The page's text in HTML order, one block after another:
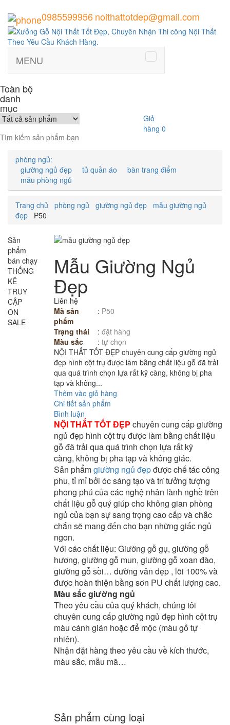
0985599956noithattotdep@gmail.com
MENU
Toàn bộ
danh
mục
Giỏ
hàng 0
phòng ngủ:
giường ngủ đẹp
tủ quần áo
bàn trang điểm
mẫu phòng ngủ
Trang chủ phòng ngủ giường ngủ đẹp
mẫu giường ngủ
đẹp
P50
Sản
phẩm
bán chạy
THỐNG
KÊ
TRUY
CẬP
ON
SALE
Mẫu Giường Ngủ
Đẹp
Liên hệ
Mã sản
phẩm
: P50
Trạng thái
: đặt hàng
Màu sắc
: tự chọn
NỘI THẤT TỐT ĐẸP chuyên cung cấp giường ngủ
đẹp hình cột trụ được làm bằng chất liệu gỗ đã trải
qua quá trình chọn lựa rất kỹ càng, không bị pha
tạp và không...
Thêm vào giỏ hàng
Chi tiết sản phẩm
Bình luận
NỘI THẤT TỐT ĐẸP chuyên cung cấpgiường
ngủ đẹp hình cột trụ được làm bằng chất liệu
gỗ đã trải qua quá trình chọn lựa rất kỹ
càng, không bị pha tạp và không giác.
Sản phẩmgiường ngủ đẹpđược chế tác công
phu, tỉ mỉ bởi óc sáng tạo và trí tưởng tượng
phong phú của các nghệ nhân lành nghề trên
chất liệu gỗ quý giúp cho không gian phòng
ngủ của bạn sự sang trọng cao cấp và chắc
chắn sẽ mang đến cho bạn những giấc ngủ
ngon.
Với các chất liệu: Giường gỗ gụ, giường gỗ
hương, giường gỗ mun, giường gỗ xoan đào,
giường gỗ sồi… đường vân đẹp , lõi 100% và
được hoàn thiện bằng sơn PU chất lượng cao.
Màu sắc giường ngủ
Theo yêu cầu của quý khách, chúng tôi
chuyên cung cấp giường ngủ đẹp hình cột trụ
màu cánh gián hoặc để mộc (màu gỗ tự
nhiên).
Nhận đặt hàng theo yêu cầu về kích thước,
màu sắc, mẫu mã…
Sản phẩm cùng loại